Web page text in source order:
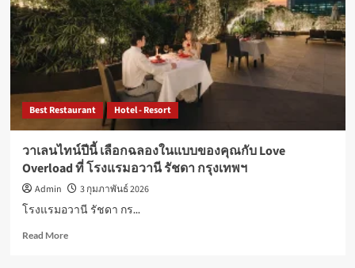
หรูหรา
มี
ระดับ
ภาพ
ลักษณ์
ขอนแก่น
Best Restaurant Hotel - Resort
วาเลนไทน์ปีนี้ เลือกฉลองในแบบของคุณกับ Love
Overload ที่ โรงแรมอวานี รัชดา กรุงเทพฯ
Admin
3 กุมภาพันธ์ 2026
โรงแรมอวานี รัชดา กร...
Read MoreRead